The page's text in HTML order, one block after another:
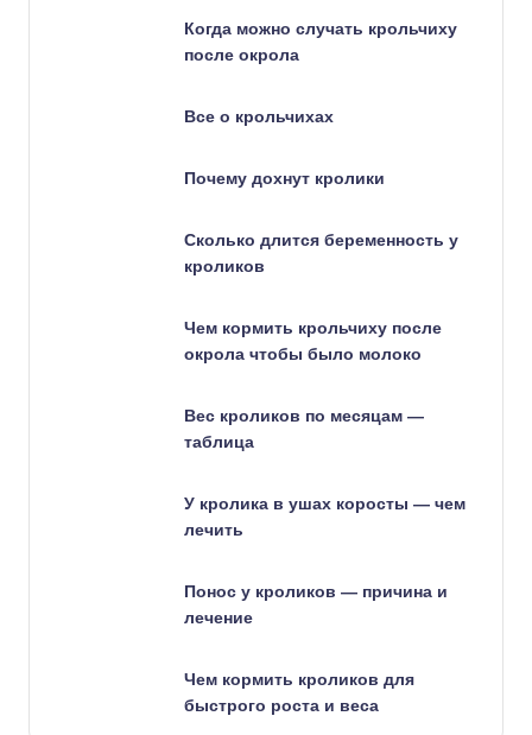
Когда можно случать крольчиху
после окрола
Все о крольчихах
Почему дохнут кролики
Сколько длится беременность у
кроликов
Чем кормить крольчиху после
окрола чтобы было молоко
Вес кроликов по месяцам —
таблица
У кролика в ушах коросты — чем
лечить
Понос у кроликов — причина и
лечение
Чем кормить кроликов для
быстрого роста и веса